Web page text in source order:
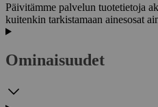
Päivitämme palvelun tuotetietoja
kuitenkin tarkistamaan ainesosat
Ominaisuudet